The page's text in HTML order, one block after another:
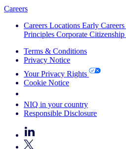
Careers
Careers Locations Early Careers
Principles Corporate Citizenship
Terms & Conditions
Privacy Notice
Your Privacy Rights
Cookie Notice
NIQ in your country
Responsible Disclosure